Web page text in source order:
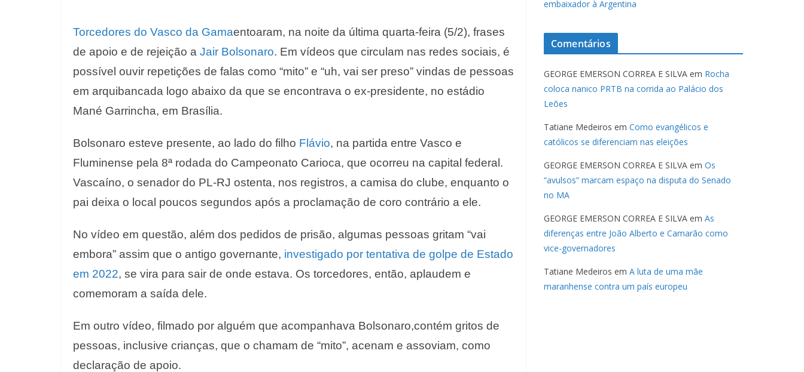
Torcedores do Vasco da Gamaentoaram, na noite da última quarta-feira (5/2), frases
de apoio e de rejeição a Jair Bolsonaro. Em vídeos que circulam nas redes sociais, é
possível ouvir repetições de falas como “mito” e “uh, vai ser preso” vindas de pessoas
em arquibancada logo abaixo da que se encontrava o ex-presidente, no estádio
Mané Garrincha, em Brasília.
Bolsonaro esteve presente, ao lado do filho Flávio, na partida entre Vasco e
Fluminense pela 8ª rodada do Campeonato Carioca, que ocorreu na capital federal.
Vascaíno, o senador do PL-RJ ostenta, nos registros, a camisa do clube, enquanto o
pai deixa o local poucos segundos após a proclamação de coro contrário a ele.
No vídeo em questão, além dos pedidos de prisão, algumas pessoas gritam “vai
embora” assim que o antigo governante, investigado por tentativa de golpe de Estado
em 2022, se vira para sair de onde estava. Os torcedores, então, aplaudem e
comemoram a saída dele.
Em outro vídeo, filmado por alguém que acompanhava Bolsonaro,contém gritos de
pessoas, inclusive crianças, que o chamam de “mito”, acenam e assoviam, como
declaração de apoio.
embaixador à Argentina
Comentários
GEORGE EMERSON CORREA E SILVA em Rocha
coloca nanico PRTB na corrida ao Palácio dos
Leões
Tatiane Medeiros em Como evangélicos e
católicos se diferenciam nas eleições
GEORGE EMERSON CORREA E SILVA em Os
“avulsos” marcam espaço na disputa do Senado
no MA
GEORGE EMERSON CORREA E SILVA em As
diferenças entre João Alberto e Camarão como
vice-governadores
Tatiane Medeiros em A luta de uma mãe
maranhense contra um país europeu